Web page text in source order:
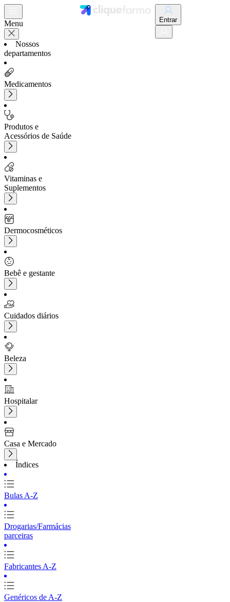
Menu
Nossos
departamentos
Medicamentos
Produtos e
Acessórios de Saúde
Vitaminas e
Suplementos
Dermocosméticos
Bebê e gestante
Cuidados diários
Beleza
Hospitalar
Casa e Mercado
Índices
Bulas A-Z
Drogarias/Farmácias
parceiras
Fabricantes A-Z
Genéricos de A-Z
Entrar